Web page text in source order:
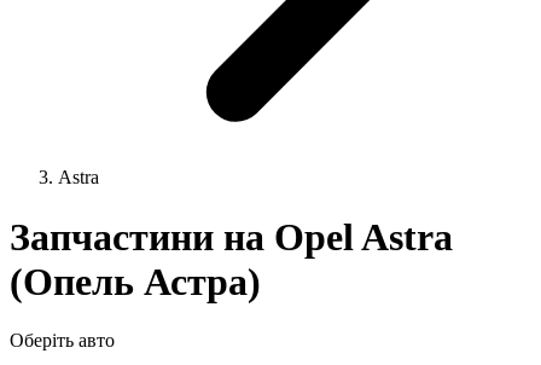
Astra
Запчастини на Opel Astra
(Опель Астра)
Оберіть авто